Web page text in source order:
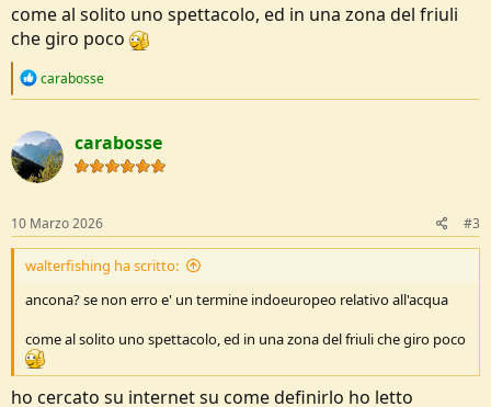
come al solito uno spettacolo, ed in una zona del friuli
che giro poco
R
c
t
i
o
s
:
carabosse
carabosse
10 Marzo 2026 #3
walterfishing ha scritto:
ancona? se non erro e' un termine indoeuropeo relativo all'acqua
come al solito uno spettacolo, ed in una zona del friuli che giro poco
ho cercato su internet su come definirlo ho letto